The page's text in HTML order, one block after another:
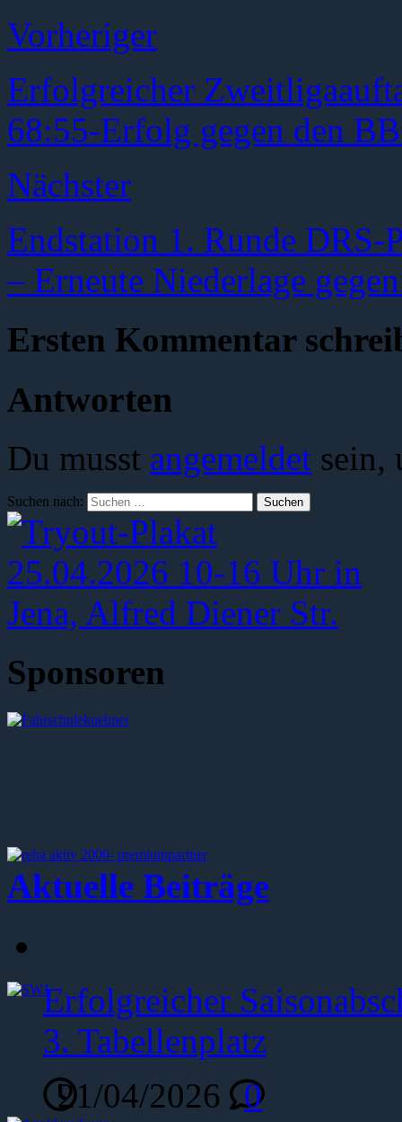
Vorheriger
Erfolgreicher
68:55-Erfolg gegen den
Nächster
Endstation 1. Runde DRS-
– Erneute Niederlage
Ersten Kommentar
Antworten
Du musst angemeldet sein,
Suchen nach:
Sponsoren
Aktuelle Beiträge
Erfolgreicher
3. Tabellenplatz
21/04/2026
0